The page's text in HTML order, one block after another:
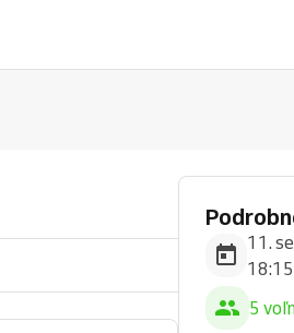
11.
18:15
5